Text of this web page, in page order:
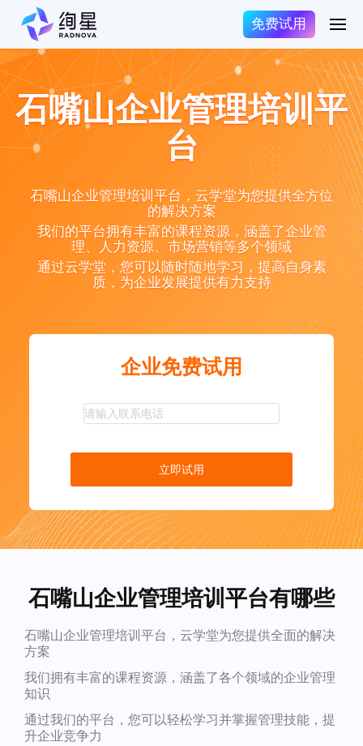
免费试用
石嘴山企业管理培训平
台
石嘴山企业管理培训平台，云学堂为您提供全方位
的解决方案
我们的平台拥有丰富的课程资源，涵盖了企业管
理、人力资源、市场营销等多个领域
通过云学堂，您可以随时随地学习，提高自身素
质，为企业发展提供有力支持
企业免费试用
立即试用
石嘴山企业管理培训平台有哪些
石嘴山企业管理培训平台，云学堂为您提供全面的解决
方案
我们拥有丰富的课程资源，涵盖了各个领域的企业管理
知识
通过我们的平台，您可以轻松学习并掌握管理技能，提
升企业竞争力